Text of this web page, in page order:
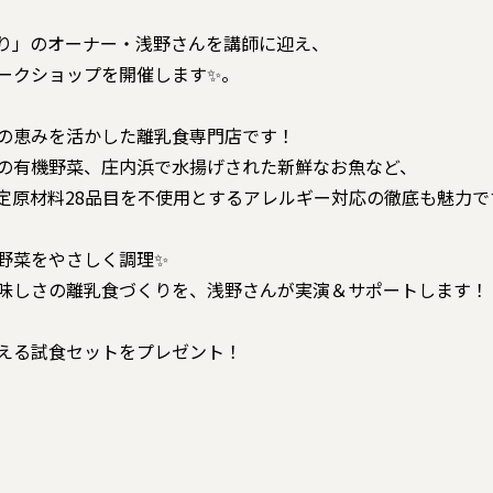
のオーナー・浅野さんを講師に迎え、
ショップを開催します✨。
みを活かした離乳食専門店です！
機野菜、庄内浜で水揚げされた新鮮なお魚など、
原材料28品目を不使用とするアレルギー対応の徹底も魅力
菜をやさしく調理✨
さの離乳食づくりを、浅野さんが実演＆サポートします！
試食セットをプレゼント！